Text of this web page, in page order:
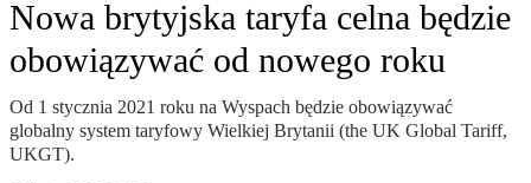
Nowa brytyjska taryfa celna będzie
obowiązywać od nowego roku
Od 1 stycznia 2021 roku na Wyspach będzie obowiązywać
globalny system taryfowy Wielkiej Brytanii (the UK Global Tariff,
UKGT).